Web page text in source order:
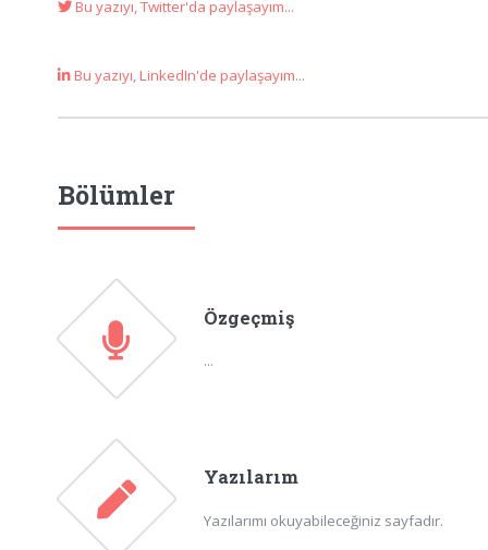
Bu yazıyı, Twitter'da paylaşayım...
Bu yazıyı, LinkedIn'de paylaşayım...
Bölümler
Özgeçmiş
...
Yazılarım
Yazılarımı okuyabileceğiniz sayfadır.